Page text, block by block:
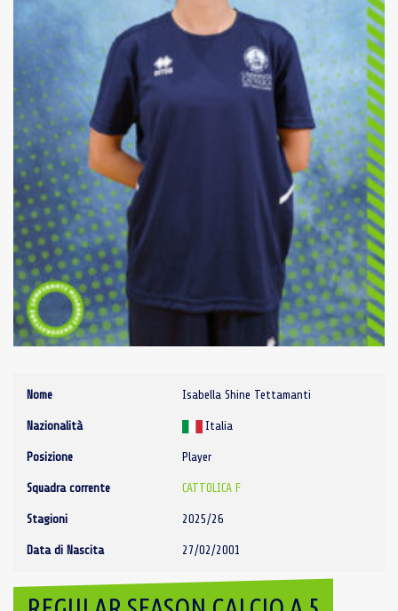
Nome Isabella Shine Tettamanti
Nazionalità Italia
Posizione Player
Squadra corrente CATTOLICA F
Stagioni 2025/26
Data di Nascita 27/02/2001